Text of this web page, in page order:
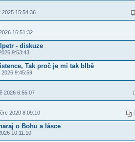
2025 15:54:36
16:51:32
- diskuze
9:53:43
Tak proč je mi tak blbě
9:45:59
2026 6:55:07
2020 8:09:10
o Bohu a lásce
10:11:10